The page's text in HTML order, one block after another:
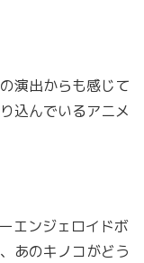
演出からも感じて
込んでいるアニメ
エンジェロイドボ
あのキノコがどう